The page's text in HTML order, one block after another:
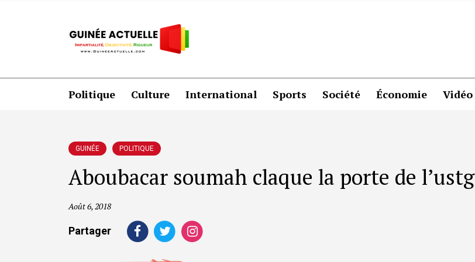
Politique Culture International Sports Société Économie Vidéo
GUINÉE POLITIQUE
Aboubacar soumah claque la porte de l’ustg
Août 6, 2018
Partager